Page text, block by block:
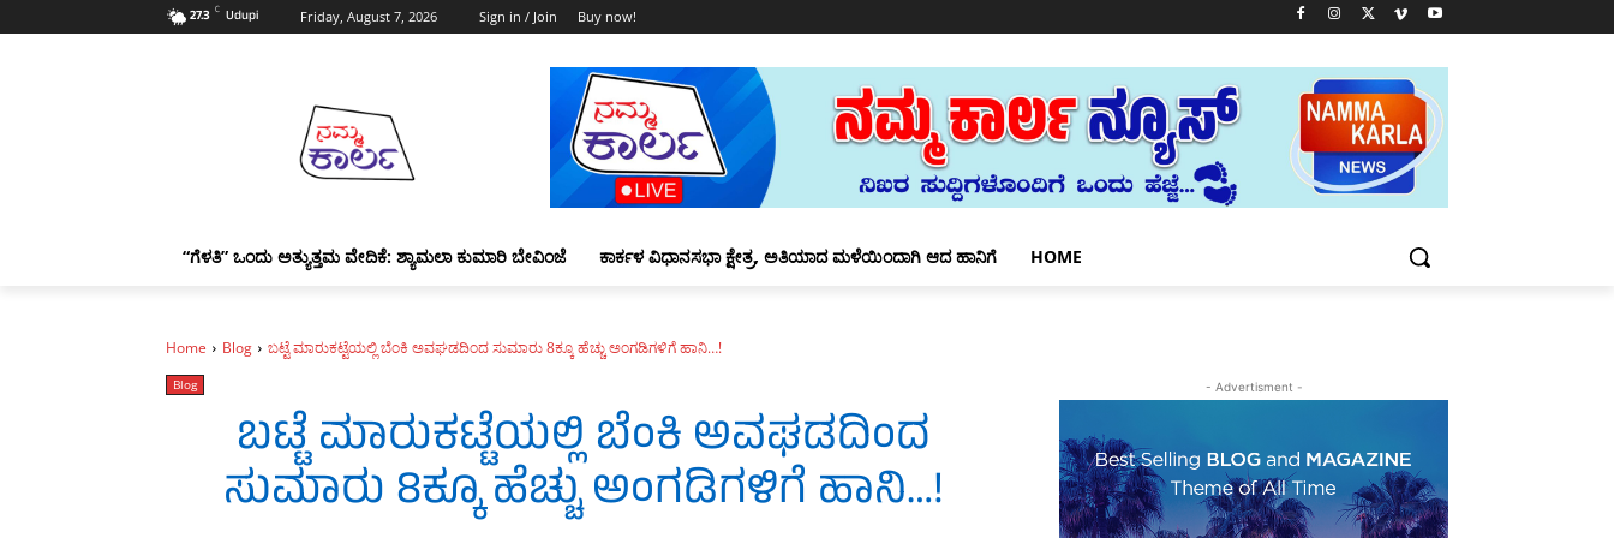
27.3 C Udupi Friday, August 7, 2026 Sign in / Join Buy now!
“ಗೆಳತಿ” ಒಂದು ಅತ್ಯುತ್ತಮ ವೇದಿಕೆ: ಶ್ಯಾಮಲಾ ಕುಮಾರಿ ಬೇವಿಂಜೆ ಕಾರ್ಕಳ ವಿಧಾನಸಭಾ ಕ್ಷೇತ್ರ, ಅತಿಯಾದ ಮಳೆಯಿಂದಾಗಿ ಆದ ಹಾನಿಗೆ HOME
Home Blog ಬಟ್ಟೆ ಮಾರುಕಟ್ಟೆಯಲ್ಲಿ ಬೆಂಕಿ ಅವಘಡದಿಂದ ಸುಮಾರು 8ಕ್ಕೂ ಹೆಚ್ಚು ಅಂಗಡಿಗಳಿಗೆ ಹಾನಿ…!
Blog
ಬಟ್ಟೆ ಮಾರುಕಟ್ಟೆಯಲ್ಲಿ ಬೆಂಕಿ ಅವಘಡದಿಂದ
ಸುಮಾರು 8ಕ್ಕೂ ಹೆಚ್ಚು ಅಂಗಡಿಗಳಿಗೆ ಹಾನಿ…!
- Advertisment -